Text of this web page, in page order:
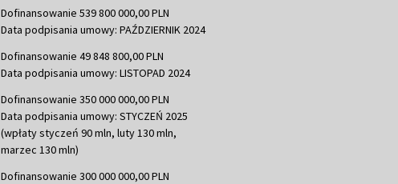
Dofinansowanie 539 800 000,00 PLN
Data podpisania umowy: PAŹDZIERNIK 2024
Dofinansowanie 49 848 800,00 PLN
Data podpisania umowy: LISTOPAD 2024
Dofinansowanie 350 000 000,00 PLN
Data podpisania umowy: STYCZEŃ 2025
(wpłaty styczeń 90 mln, luty 130 mln,
marzec 130 mln)
Dofinansowanie 300 000 000,00 PLN